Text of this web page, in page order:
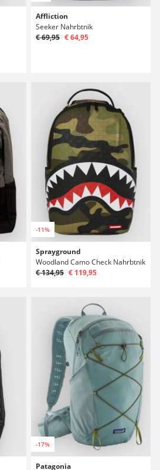
Affliction
Seeker Nahrbtnik
€ 69,95 € 64,95
-11%
Sprayground
Woodland Camo Check Nahrbtnik
€ 134,95 € 119,95
-17%
Patagonia